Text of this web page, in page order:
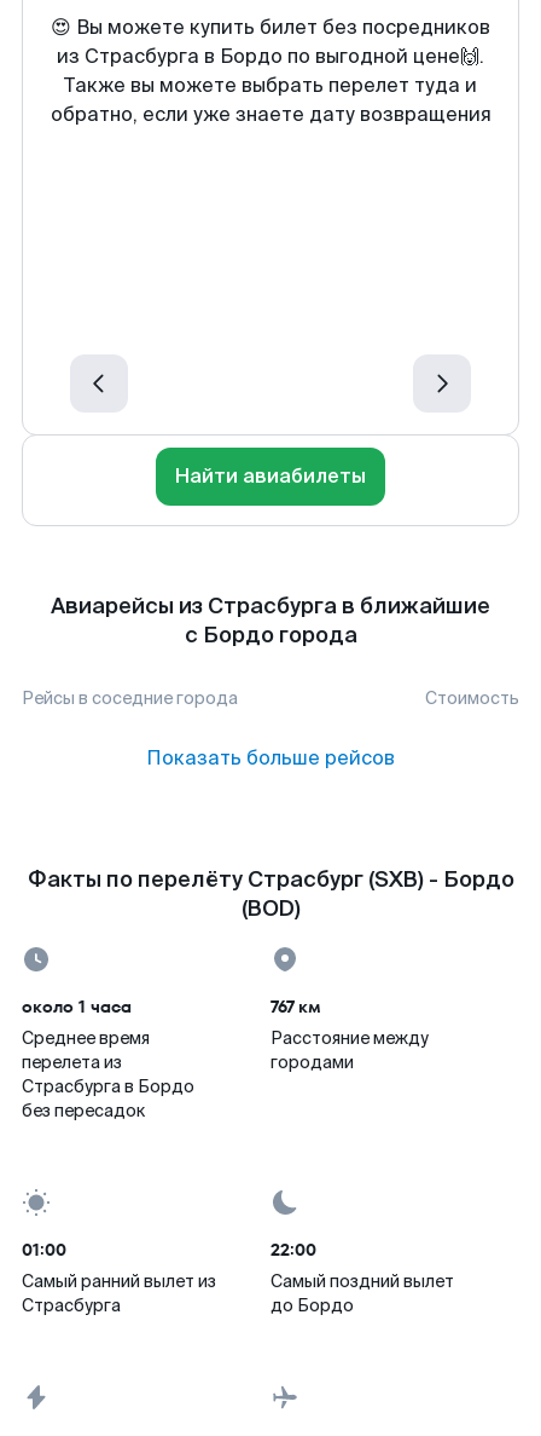
😍 Вы можете купить билет без посредников
из Страсбурга в Бордо по выгодной цене🙌.
Также вы можете выбрать перелет туда и
обратно, если уже знаете дату возвращения
Найти авиабилеты
Авиарейсы из Страсбурга в ближайшие
с Бордо города
Рейсы в соседние города Стоимость
Показать больше рейсов
Факты по перелёту Страсбург (SXB) - Бордо
(BOD)
около 1 часа
Среднее время
перелета из
Страсбурга в Бордо
без пересадок
767 км
Расстояние между
городами
01:00
Самый ранний вылет из
Страсбурга
22:00
Самый поздний вылет
до Бордо